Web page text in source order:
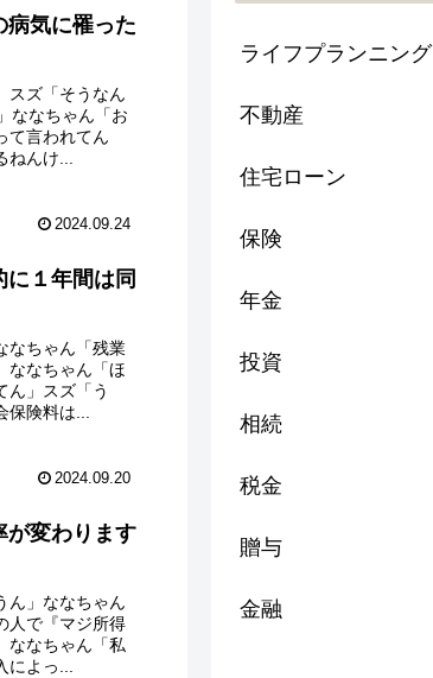
病気に罹った
スズ「そうなん
ななちゃん「お
て言われてん
んけ...
2024.09.24
１年間は同
なちゃん「残業
ななちゃん「ほ
ん」スズ「う
険料は...
2024.09.20
が変わります
ん」ななちゃん
人で『マジ所得
ななちゃん「私
よっ...
ライフプランニング
不動産
住宅ローン
保険
年金
投資
相続
税金
贈与
金融